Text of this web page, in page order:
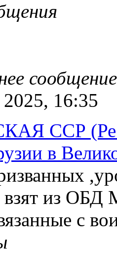
сообщение
16:35
ССР
в
из ОБД
с